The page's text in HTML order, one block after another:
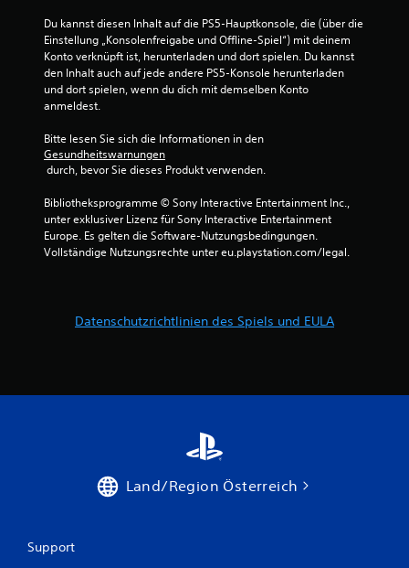
Du kannst diesen Inhalt auf die PS5-Hauptkonsole, die (über die
Einstellung „Konsolenfreigabe und Offline-Spiel“) mit deinem
Konto verknüpft ist, herunterladen und dort spielen. Du kannst
den Inhalt auch auf jede andere PS5-Konsole herunterladen
und dort spielen, wenn du dich mit demselben Konto
anmeldest.
Bitte lesen Sie sich die Informationen in den
Gesundheitswarnungen
durch, bevor Sie dieses Produkt verwenden.
Bibliotheksprogramme © Sony Interactive Entertainment Inc.,
unter exklusiver Lizenz für Sony Interactive Entertainment
Europe. Es gelten die Software-Nutzungsbedingungen.
Vollständige Nutzungsrechte unter eu.playstation.com/legal.
Datenschutzrichtlinien des Spiels und EULA
Land/Region Österreich
Support